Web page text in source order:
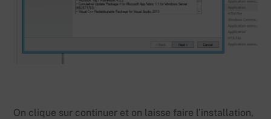
On clique sur continuer et on laisse faire l’installation,